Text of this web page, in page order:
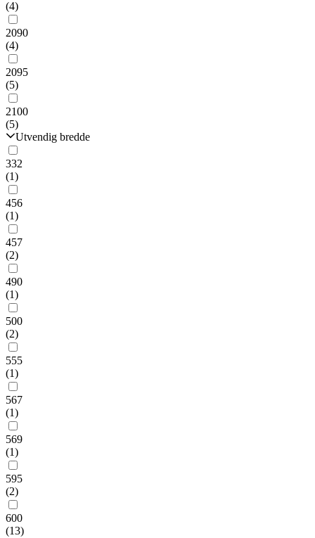
(4)
2090
(4)
2095
(5)
2100
(5)
Utvendig bredde
332
(1)
456
(1)
457
(2)
490
(1)
500
(2)
555
(1)
567
(1)
569
(1)
595
(2)
600
(13)